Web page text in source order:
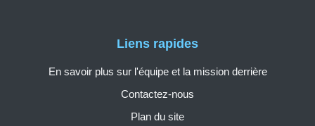
Liens rapides
En savoir plus sur l'équipe et la mission derrière
Contactez-nous
Plan du site